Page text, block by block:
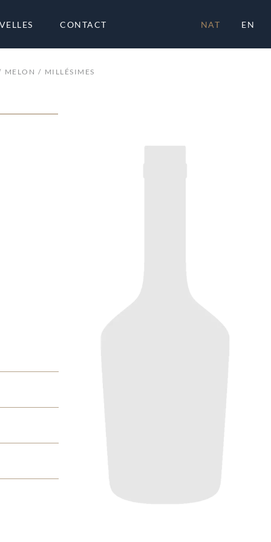
CONTACT NAT EN
MELON MILLÉSIMES